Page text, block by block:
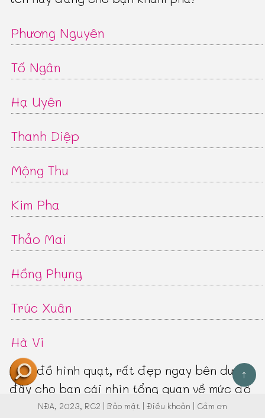
Phương Nguyên
Tố Ngân
Hạ Uyên
Thanh Diệp
Mộng Thu
Kim Pha
Thảo Mai
Hồng Phụng
Trúc Xuân
Hà Vi
Biểu đồ hình quạt, rất đẹp ngay bên dưới
đây cho bạn cái nhìn tổng quan về mức độ
phổ biến của từng tên mà chúng tôi gợi ý:
↑
NĐA, 2023, RC2 | Bảo mật | Điều khoản | Cảm ơn